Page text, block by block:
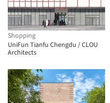
Shopping
UniFun Tianfu Chengdu / CLOU
Architects